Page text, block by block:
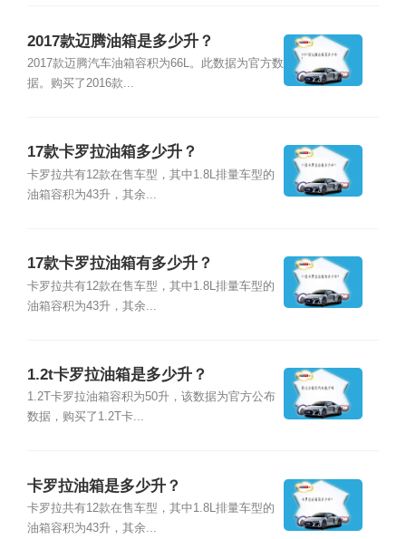
2017款迈腾油箱是多少升？
2017款迈腾汽车油箱容积为66L。此数据为官方数
据。购买了2016款...
17款卡罗拉油箱多少升？
卡罗拉共有12款在售车型，其中1.8L排量车型的
油箱容积为43升，其余...
17款卡罗拉油箱有多少升？
卡罗拉共有12款在售车型，其中1.8L排量车型的
油箱容积为43升，其余...
1.2t卡罗拉油箱是多少升？
1.2T卡罗拉油箱容积为50升，该数据为官方公布
数据，购买了1.2T卡...
卡罗拉油箱是多少升？
卡罗拉共有12款在售车型，其中1.8L排量车型的
油箱容积为43升，其余...